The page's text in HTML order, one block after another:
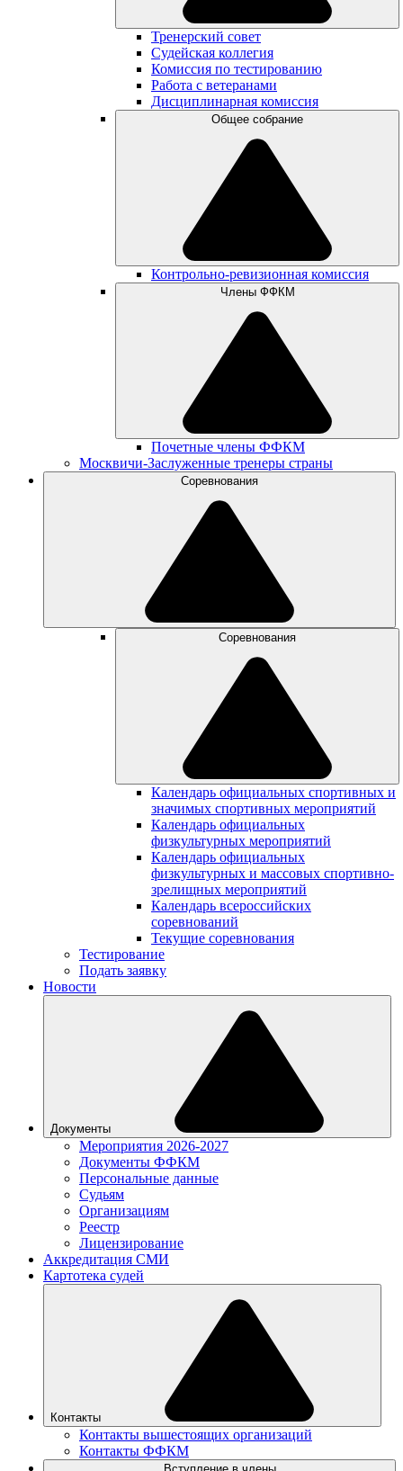
Тренерский совет
Судейская коллегия
Комиссия по тестированию
Работа с ветеранами
Дисциплинарная комиссия
Общее собрание
Контрольно-ревизионная комиссия
Члены ФФКМ
Почетные члены ФФКМ
Москвичи-Заслуженные тренеры страны
Соревнования
Соревнования
Календарь официальных спортивных и
значимых спортивных мероприятий
Календарь официальных
физкультурных мероприятий
Календарь официальных
физкультурных и массовых спортивно-
зрелищных мероприятий
Календарь всероссийских
соревнований
Текущие соревнования
Тестирование
Подать заявку
Новости
Документы
Мероприятия 2026-2027
Документы ФФКМ
Персональные данные
Судьям
Организациям
Реестр
Лицензирование
Аккредитация СМИ
Картотека судей
Контакты
Контакты вышестоящих организаций
Контакты ФФКМ